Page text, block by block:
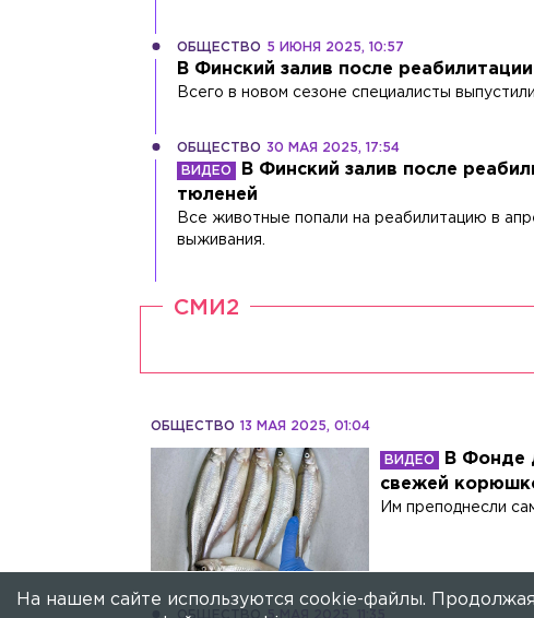
ОБЩЕСТВО 5 ИЮНЯ 2025, 10:57
В Финский залив после
Всего в новом сезоне специалисты
ОБЩЕСТВО 30 МАЯ 2025, 17:54
В Финский залив после
тюленей
Все животные попали на реабилитацию в
выживания.
СМИ2
ОБЩЕСТВО 13 МАЯ 2025, 01:04
В Фонде
свежей
Им преподнесли
ОБЩЕСТВО 5 МАЯ 2025, 11:35
На нашем сайте используются cookie-файлы.